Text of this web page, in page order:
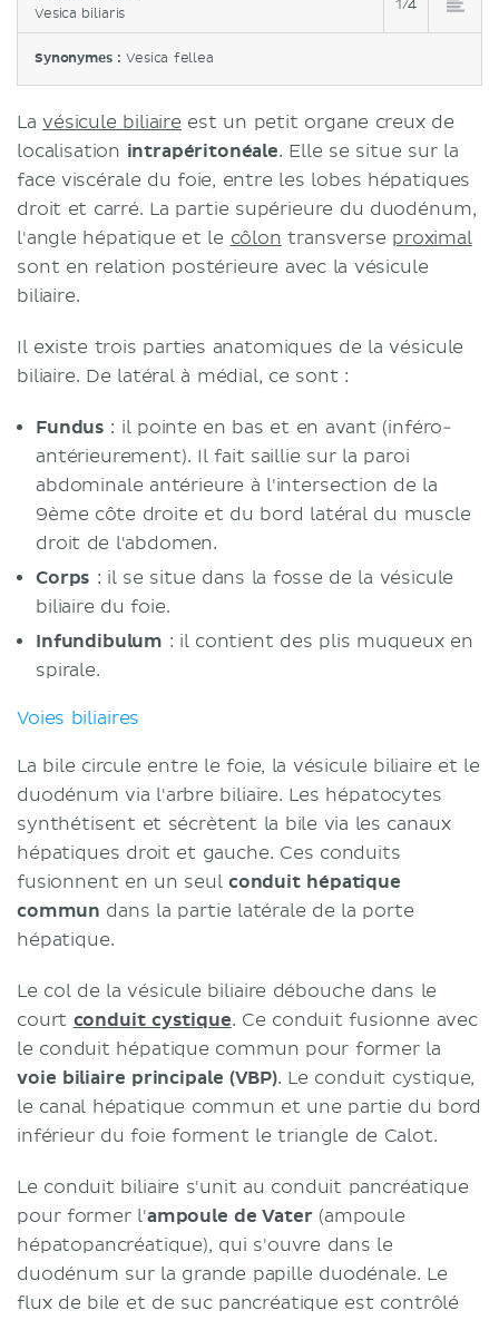
Vesica biliaris
1/4
Synonymes :Vesica fellea
Lavésicule biliaire est un petit organe creux de
localisation intrapéritonéale. Elle se situe sur la
face viscérale du foie, entre les lobes hépatiques
droit et carré. La partie supérieure du duodénum, ​​
l'angle hépatique et le côlon transverse proximal
sont en relation postérieure avec la vésicule
biliaire.
Il existe trois parties anatomiques de la vésicule
biliaire. De latéral à médial, ce sont :
Fundus : il pointe en bas et en avant (inféro-
antérieurement). Il fait saillie sur la paroi
abdominale antérieure à l'intersection de la
9ème côte droite et du bord latéral du muscle
droit de l'abdomen.
Corps : il se situe dans la fosse de la vésicule
biliaire du foie.
Infundibulum : il contient des plis muqueux en
spirale.
Voies biliaires
La bile circule entre le foie, la vésicule biliaire et le
duodénum via l'arbre biliaire. Les hépatocytes
synthétisent et sécrètent la bile via les canaux
hépatiques droit et gauche. Ces conduits
fusionnent en un seul conduit hépatique
commun dans la partie latérale de la porte
hépatique.
Le col de la vésicule biliaire débouche dans le
court conduit cystique. Ce conduit fusionne avec
le conduit hépatique commun pour former la
voie biliaire principale (VBP). Le conduit cystique,
le canal hépatique commun et une partie du bord
inférieur du foie forment le triangle de Calot.
Le conduit biliaire s'unit au conduit pancréatique
pour former l'ampoule de Vater (ampoule
hépatopancréatique), qui s'ouvre dans le
duodénum sur la grande papille duodénale. Le
flux de bile et de suc pancréatique est contrôlé